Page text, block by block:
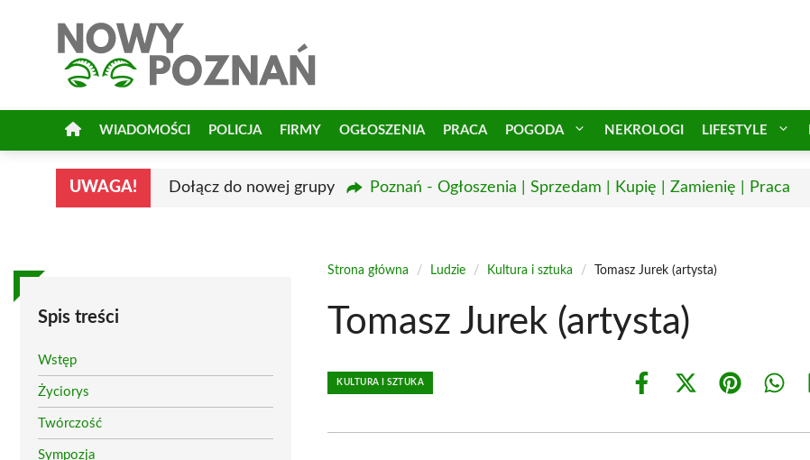
WIADOMOŚCI POLICJA FIRMY OGŁOSZENIA PRACA POGODA NEKROLOGI LIFESTYLE
UWAGA! Dołącz do nowej grupy Poznań - Ogłoszenia | Sprzedam | Kupię | Zamienię | Praca
Spis treści
Wstęp
Życiorys
Twórczość
Sympozja
Strona główna / Ludzie / Kultura i sztuka / Tomasz Jurek (artysta)
Tomasz Jurek (artysta)
KULTURA I SZTUKA
Share
Share
(Twitter)
Share Share